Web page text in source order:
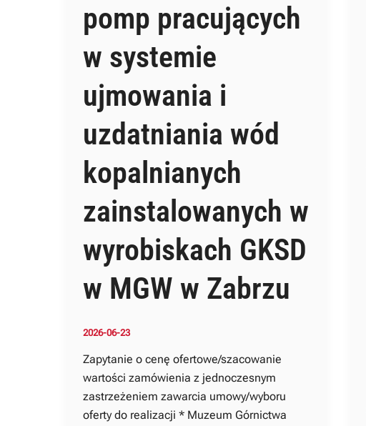
pomp pracujących
w systemie
ujmowania i
uzdatniania wód
kopalnianych
zainstalowanych w
wyrobiskach GKSD
w MGW w Zabrzu
2026-06-23
Zapytanie o cenę ofertowe/szacowanie
wartości zamówienia z jednoczesnym
zastrzeżeniem zawarcia umowy/wyboru
oferty do realizacji * Muzeum Górnictwa